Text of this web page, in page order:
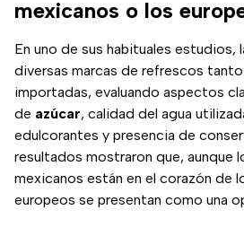
mexicanos o los
En uno de sus habituales estudios,
diversas marcas de refrescos
importadas, evaluando aspectos
de azúcar, calidad del agua
edulcorantes y presencia de
resultados mostraron que, aunque
mexicanos están en el corazón de
europeos se presentan como una